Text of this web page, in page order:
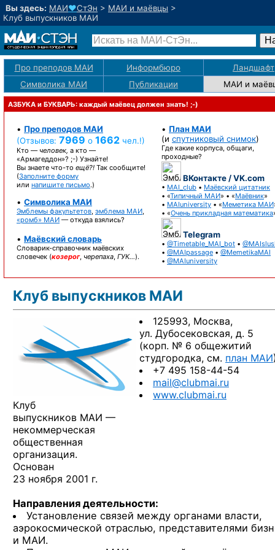
Вы здесь: МАИ♥СтЭн > МАИ и маёвцы >
Клуб выпускников МАИ
Про преподов МАИ Информбюро
Ландшафт
Символика МАИ
Публикации МАИ и
АЗБУКА и БУКВАРЬ: каждый маёвец должен знать! ;-)
• Про преподов МАИ
(Отзывов: 7969 о 1662 чел.!)
Кто — человек, а кто —
«Армагеддон»? ;-) Узнайте!
Вы знаете что-то ещё?! Так сообщите!
(Заполните форму
или напишите письмо.)
• Символика МАИ
Эмблемы факультетов, эмблема МАИ,
«ромб» МАИ — откуда взялись?
• Маёвский словарь
Словарик-справочник маёвских
словечек (козерог, черепаха, ГУК…).
• План МАИ
(и спутниковый снимок)
Где какие корпуса, общаги,
проходные?
ВКонтакте / VK.com
• MAI_club • Маёвский цитатник
• «Типичный МАИ» • «Маёвник»
• MAIuniversity • «Меметика МАИ
• «Очень прикладная математика
Telegram
• @Timetable_MAI_bot •
• @MAIpassage • @MemetikaMAI
• @MAIuniversity
Клуб выпускников МАИ
Клуб
выпускников МАИ —
некоммерческая
общественная
организация.
Основан
23 ноября 2001 г.
125993, Москва,
ул. Дубосековская, д. 5
(корп. № 6 общежитий
студгородка, см. план МАИ
+7 495 158-44-54
mail@clubmai.ru
www.clubmai.ru
Направления деятельности:
Установление связей между органами власти,
аэрокосмической отраслью, представителями
и МАИ.